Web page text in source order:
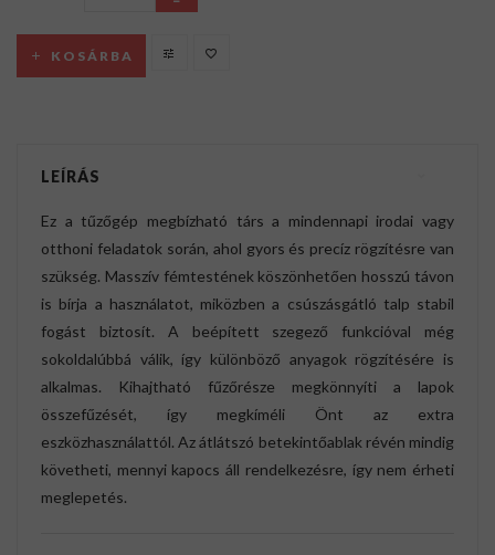
KOSÁRBA
LEÍRÁS
Ez a tűzőgép megbízható társ a mindennapi irodai vagy
otthoni feladatok során, ahol gyors és precíz rögzítésre van
szükség. Masszív fémtestének köszönhetően hosszú távon
is bírja a használatot, miközben a csúszásgátló talp stabil
fogást biztosít. A beépített szegező funkcióval még
sokoldalúbbá válik, így különböző anyagok rögzítésére is
alkalmas. Kihajtható fűzőrésze megkönnyíti a lapok
összefűzését, így megkíméli Önt az extra
eszközhasználattól. Az átlátszó betekintőablak révén mindig
követheti, mennyi kapocs áll rendelkezésre, így nem érheti
meglepetés.